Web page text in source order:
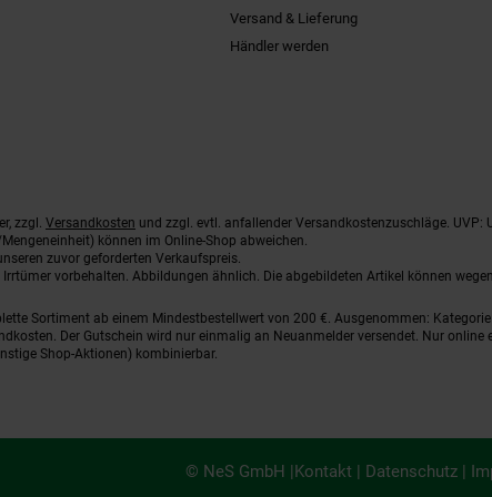
Versand & Lieferung
Händler werden
zzgl. Versandkosten und zzgl. evtl. anfallender Versandkostenzuschläge. UVP:
können im Online-Shop abweichen.
zuvor geforderten Verkaufspreis.
vorbehalten. Abbildungen ähnlich. Die abgebildeten Artikel können
Sortiment ab einem Mindestbestellwert von 200 €. Ausgenommen:
Der Gutschein wird nur einmalig an Neuanmelder versendet. Nur
Shop-Aktionen) kombinierbar.
© NeS GmbH |Kontakt | Datenschutz |